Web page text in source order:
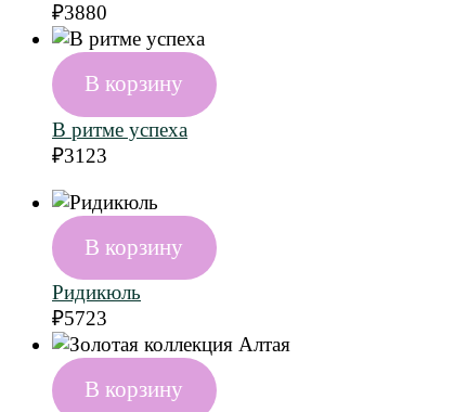
₽3880
В корзину
В ритме успеха
₽3123
В корзину
Ридикюль
₽5723
В корзину